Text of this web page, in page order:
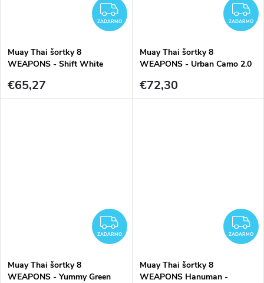
ZADARMO
ZADARMO
Muay Thai šortky 8
WEAPONS - Shift White
€65,27
ZADARMO
Muay Thai šortky 8
WEAPONS - Urban Camo 2.0
€72,30
ZADARMO
ZADARMO
Muay Thai šortky 8
WEAPONS - Yummy Green
ZADARMO
Muay Thai šortky 8
WEAPONS Hanuman -